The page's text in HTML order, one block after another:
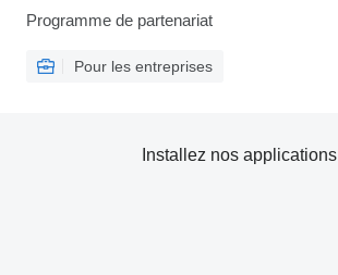
Programme de partenariat
Pour les entreprises
Installez nos applications